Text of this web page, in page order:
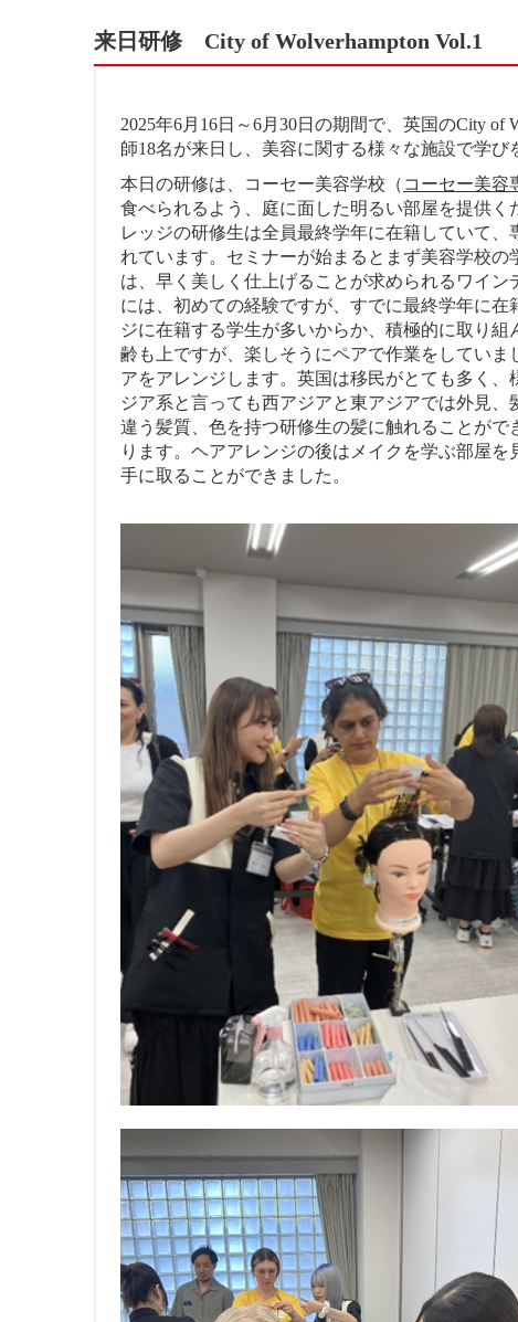
来日研修 City of Wolverhampton Vol.1
2025年6月16日～6月30日の期間で、英国のCity of
師18名が来日し、美容に関する様々な施設で学び
本日の研修は、コーセー美容学校（ コーセー美容
食べられるよう、庭に面した明るい部屋を提供
レッジの研修生は全員最終学年に在籍していて
れています。セミナーが始まるとまず美容学校
は、早く美しく仕上げることが求められるワイ
には、初めての経験ですが、すでに最終学年に
ジに在籍する学生が多いからか、積極的に取り
齢も上ですが、楽しそうにペアで作業をしてい
アをアレンジします。英国は移民がとても多く
ジア系と言っても西アジアと東アジアでは外見
違う髪質、色を持つ研修生の髪に触れることが
ります。ヘアアレンジの後はメイクを学ぶ部屋
手に取ることができました。